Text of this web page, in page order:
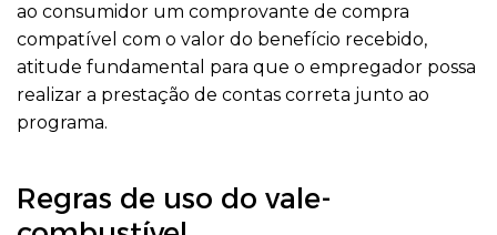
ao consumidor um comprovante de compra
compatível com o valor do benefício recebido,
atitude fundamental para que o empregador possa
realizar a prestação de contas correta junto ao
programa.
Regras de uso do vale-